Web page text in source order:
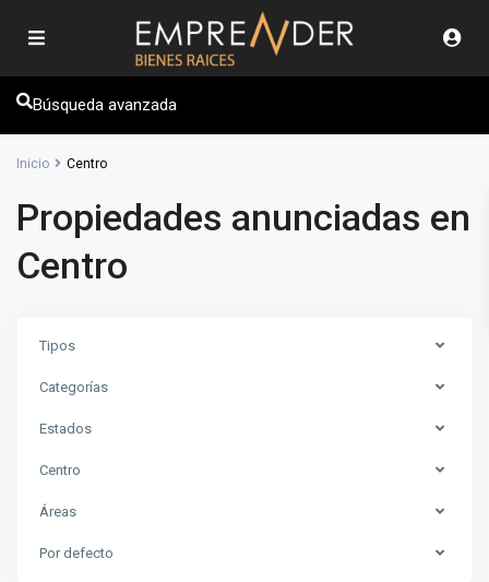
Búsqueda avanzada
Inicio Centro
Propiedades anunciadas en
Centro
Tipos
Categorías
Estados
Centro
Áreas
Por defecto